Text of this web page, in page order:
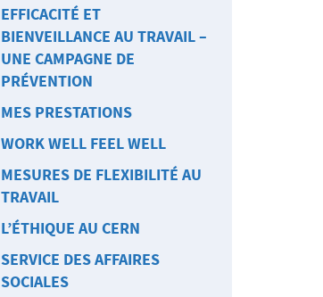
EFFICACITÉ ET
BIENVEILLANCE AU TRAVAIL –
UNE CAMPAGNE DE
PRÉVENTION
MES PRESTATIONS
WORK WELL FEEL WELL
MESURES DE FLEXIBILITÉ AU
TRAVAIL
L’ÉTHIQUE AU CERN
SERVICE DES AFFAIRES
SOCIALES